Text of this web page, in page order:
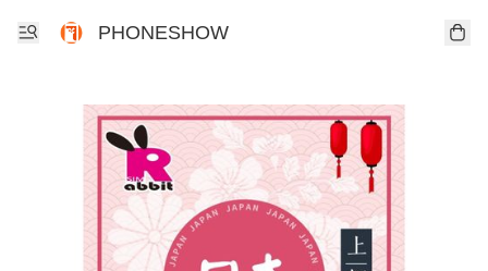
PHONESHOW